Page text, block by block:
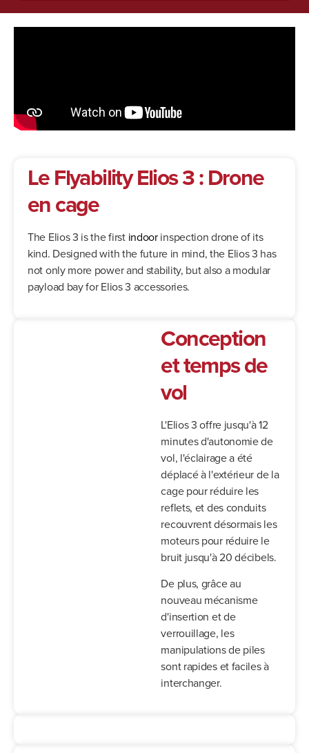
Le Flyability Elios 3 : Drone
en cage
The Elios 3 is the first indoorinspection drone of its
kind. Designed with the future in mind, the Elios 3 has
not only more power and stability, but also a modular
payload bay for Elios 3 accessories.
Conception
et temps de
vol
L'Elios 3 offre jusqu'à 12
minutes d'autonomie de
vol, l'éclairage a été
déplacé à l'extérieur de la
cage pour réduire les
reflets, et des conduits
recouvrent désormais les
moteurs pour réduire le
bruit jusqu'à 20 décibels.
De plus, grâce au
nouveau mécanisme
d'insertion et de
verrouillage, les
manipulations de piles
sont rapides et faciles à
interchanger.